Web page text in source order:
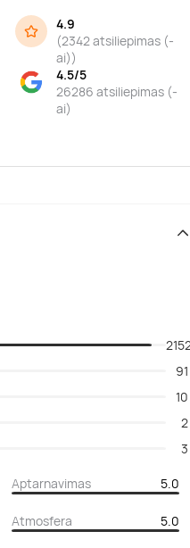
4.9
(2342 atsiliepimas (-
ai))
4.5/5
26286 atsiliepimas (-
ai)
91
10
2
3
Aptarnavimas 5.0
Atmosfera 5.0